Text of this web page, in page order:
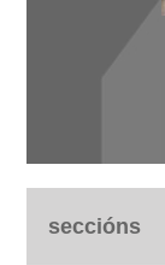
seccións